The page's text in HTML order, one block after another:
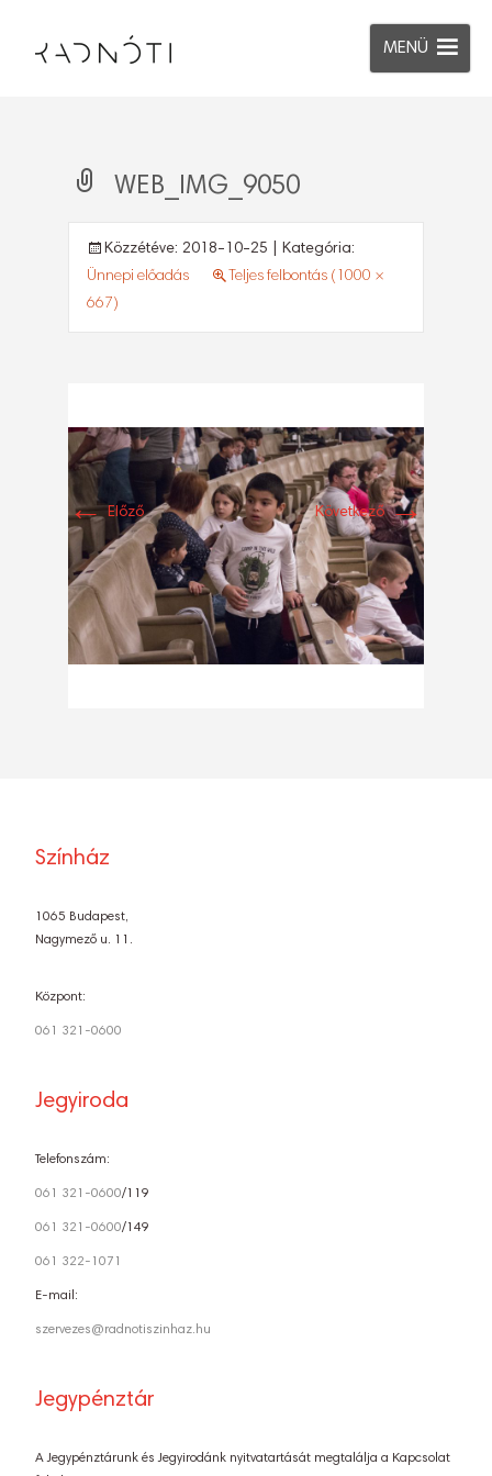
MENÜ
WEB_IMG_9050
Közzétéve: 2018-10-25 | Kategória:
Ünnepi előadás
Teljes felbontás (1000 ×
667)
← Előző Következő→
Színház
1065 Budapest,
Nagymező u. 11.
Központ:
061 321-0600
Jegyiroda
Telefonszám:
061 321-0600/119
061 321-0600/149
061 322-1071
E-mail:
szervezes@radnotiszinhaz.hu
Jegypénztár
A Jegypénztárunk és Jegyirodánk nyitvatartását megtalálja a Kapcsolat